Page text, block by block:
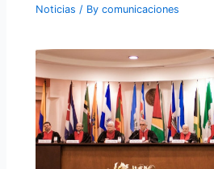
Noticias / Bycomunicaciones